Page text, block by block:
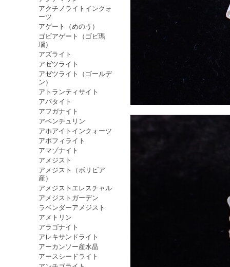
アクチノライトインクォ
ーツ
アゲート（めのう）
ゴビアゲート（ゴビ瑪
瑙）
アズライト
アゼツライト
アゼツライト（ゴールデ
ン）
アトランティサイト
アパタイト
アフガナイト
アベンチュリン
アホアイトインクォーツ
アポフィライト
アマゾナイト
アメジスト
アメジスト（ボリビア
産）
アメジストエレスチャル
アメジストガーデン
ラベンダーアメジスト
アメトリン
アラゴナイト
アレキサンドライト
アーカンソー産水晶
アースシードライト